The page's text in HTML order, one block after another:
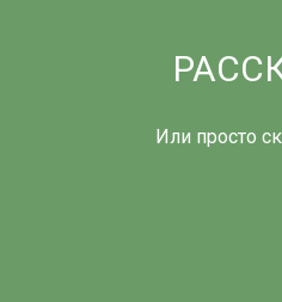
Или просто